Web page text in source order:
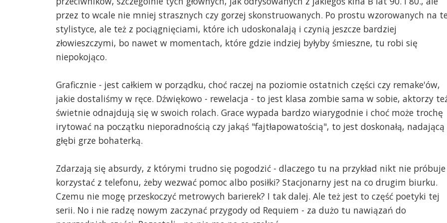
przez to wcale nie mniej strasznych czy gorzej skonstruowanych. Po prostu wzorowanych na
stylistyce, ale też z pociągnięciami, które ich udoskonalają i czynią jeszcze bardziej
złowieszczymi, bo nawet w momentach, które gdzie indziej byłyby śmieszne, tu robi się
niepokojąco.
Graficznie - jest całkiem w porządku, choć raczej na poziomie ostatnich części czy remake'ów,
jakie dostaliśmy w ręce. Dźwiękowo - rewelacja - to jest klasa zombie sama w sobie, aktorzy
świetnie odnajdują się w swoich rolach. Grace wypada bardzo wiarygodnie i choć może trochę
irytować na początku nieporadnością czy jakąś "fajtłapowatością", to jest doskonałą, nadającą
głębi grze bohaterką.
Zdarzają się absurdy, z którymi trudno się pogodzić - dlaczego tu na przykład nikt nie próbuje
korzystać z telefonu, żeby wezwać pomoc albo posiłki? Stacjonarny jest na co drugim biurku.
Czemu nie mogę przeskoczyć metrowych barierek? I tak dalej. Ale też jest to część poetyki tej
serii. No i nie radzę nowym zaczynać przygody od Requiem - za dużo tu nawiązań do